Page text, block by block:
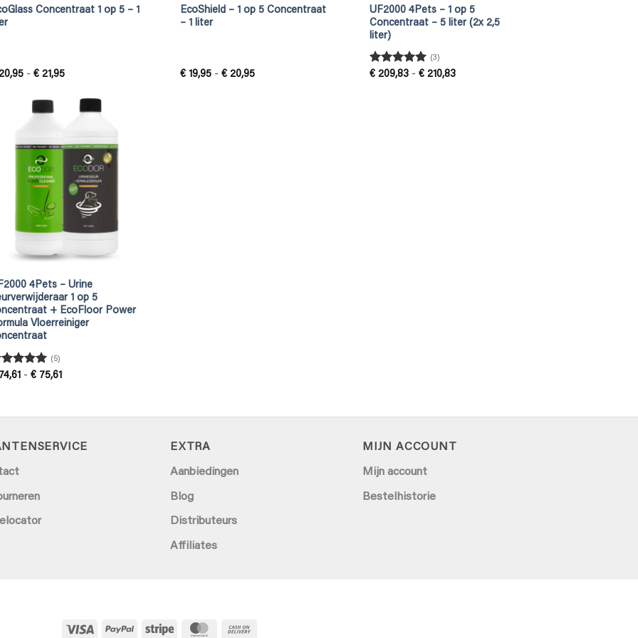
Concentraat 1 op 5 – 1
- € 21,95Prijsklasse:
€ 21,95
EcoShield – 1 op 5 Concentraat
– 1 liter
€19,95 - €20,95Prijsklasse:
UF2000 4Pets – 1 op 5
Concentraat – 5 liter (2x 2,5
liter)
Gewaardeerd
(3)
€ 209,83 - € 210,83Prijsklasse:
4Pets – Urine
1 op 5
+ EcoFloor Power
Vloerreiniger
(5)
74,61 - € 75,61
EXTRA
Aanbiedingen
Blog
Distributeurs
Affiliates
MIJN ACCOUNT
Mijn account
Bestelhistorie
Visa PayPal Stripe MasterCard